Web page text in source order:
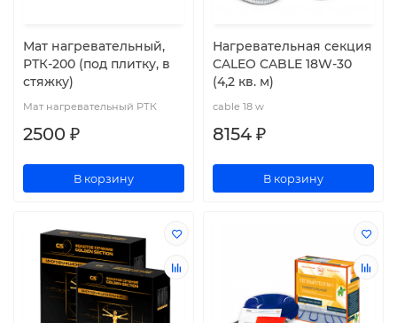
Мат нагревательный,
РТК-200 (под плитку, в
стяжку)
Мат нагревательный РТК
2500 ₽
В корзину
Нагревательная секция
CALEO CABLE 18W-30
(4,2 кв. м)
cable 18 w
8154 ₽
В корзину